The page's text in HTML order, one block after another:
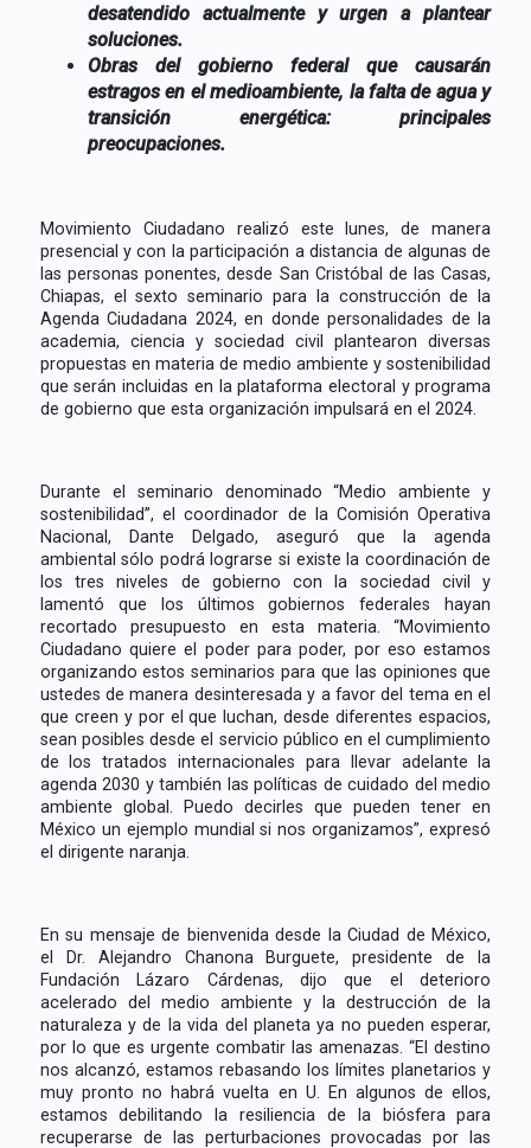
desatendido actualmente y urgen a plantear
soluciones.
Obras del gobierno federal que causarán
estragos en el medioambiente, la falta de agua y
transición energética: principales
preocupaciones.
Movimiento Ciudadano realizó este lunes, de manera
presencial y con la participación a distancia de algunas de
las personas ponentes, desde San Cristóbal de las Casas,
Chiapas, el sexto seminario para la construcción de la
Agenda Ciudadana 2024, en donde personalidades de la
academia, ciencia y sociedad civil plantearon diversas
propuestas en materia de medio ambiente y sostenibilidad
que serán incluidas en la plataforma electoral y programa
de gobierno que esta organización impulsará en el 2024.
Durante el seminario denominado “Medio ambiente y
sostenibilidad”, el coordinador de la Comisión Operativa
Nacional, Dante Delgado, aseguró que la agenda
ambiental sólo podrá lograrse si existe la coordinación de
los tres niveles de gobierno con la sociedad civil y
lamentó que los últimos gobiernos federales hayan
recortado presupuesto en esta materia. “Movimiento
Ciudadano quiere el poder para poder, por eso estamos
organizando estos seminarios para que las opiniones que
ustedes de manera desinteresada y a favor del tema en el
que creen y por el que luchan, desde diferentes espacios,
sean posibles desde el servicio público en el cumplimiento
de los tratados internacionales para llevar adelante la
agenda 2030 y también las políticas de cuidado del medio
ambiente global. Puedo decirles que pueden tener en
México un ejemplo mundial si nos organizamos”, expresó
el dirigente naranja.
En su mensaje de bienvenida desde la Ciudad de México,
el Dr. Alejandro Chanona Burguete, presidente de la
Fundación Lázaro Cárdenas, dijo que el deterioro
acelerado del medio ambiente y la destrucción de la
naturaleza y de la vida del planeta ya no pueden esperar,
por lo que es urgente combatir las amenazas. “El destino
nos alcanzó, estamos rebasando los límites planetarios y
muy pronto no habrá vuelta en U. En algunos de ellos,
estamos debilitando la resiliencia de la biósfera para
recuperarse de las perturbaciones provocadas por las